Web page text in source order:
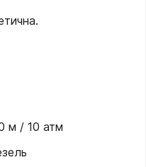
м / 10 атм